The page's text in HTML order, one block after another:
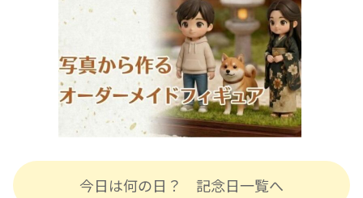
今日は何の日？ 記念日一覧へ